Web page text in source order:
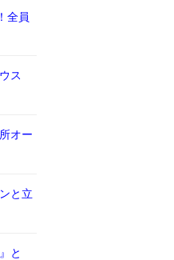
全員
ス
オー
と立
と